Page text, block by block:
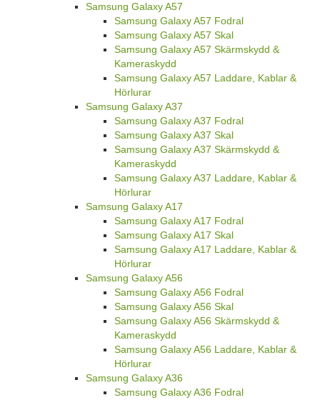
Samsung Galaxy A57
Samsung Galaxy A57 Fodral
Samsung Galaxy A57 Skal
Samsung Galaxy A57 Skärmskydd &
Kameraskydd
Samsung Galaxy A57 Laddare, Kablar &
Hörlurar
Samsung Galaxy A37
Samsung Galaxy A37 Fodral
Samsung Galaxy A37 Skal
Samsung Galaxy A37 Skärmskydd &
Kameraskydd
Samsung Galaxy A37 Laddare, Kablar &
Hörlurar
Samsung Galaxy A17
Samsung Galaxy A17 Fodral
Samsung Galaxy A17 Skal
Samsung Galaxy A17 Laddare, Kablar &
Hörlurar
Samsung Galaxy A56
Samsung Galaxy A56 Fodral
Samsung Galaxy A56 Skal
Samsung Galaxy A56 Skärmskydd &
Kameraskydd
Samsung Galaxy A56 Laddare, Kablar &
Hörlurar
Samsung Galaxy A36
Samsung Galaxy A36 Fodral